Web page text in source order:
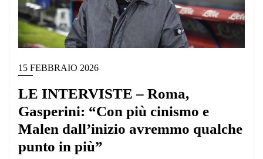
15 FEBBRAIO 2026
LE INTERVISTE – Roma,
Gasperini: “Con più cinismo e
Malen dall’inizio avremmo qualche
punto in più”